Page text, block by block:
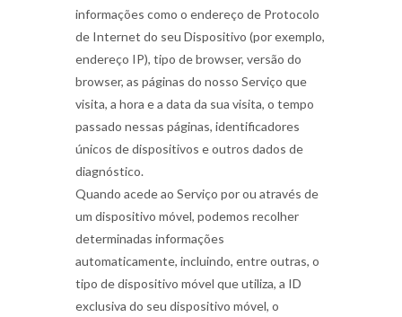
informações como o endereço de Protocolo
de Internet do seu Dispositivo (por exemplo,
endereço IP), tipo de browser, versão do
browser, as páginas do nosso Serviço que
visita, a hora e a data da sua visita, o tempo
passado nessas páginas, identificadores
únicos de dispositivos e outros dados de
diagnóstico.
Quando acede ao Serviço por ou através de
um dispositivo móvel, podemos recolher
determinadas informações
automaticamente, incluindo, entre outras, o
tipo de dispositivo móvel que utiliza, a ID
exclusiva do seu dispositivo móvel, o